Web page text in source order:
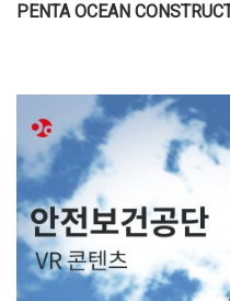
PENTA OCEAN